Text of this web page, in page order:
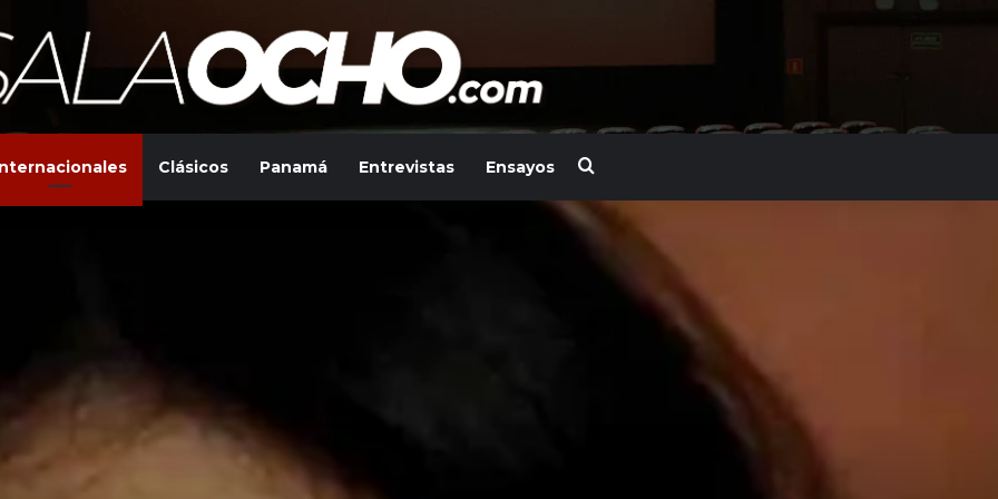
Clásicos Panamá Entrevistas Ensayos